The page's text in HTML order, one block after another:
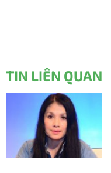
TIN LIÊN QUAN